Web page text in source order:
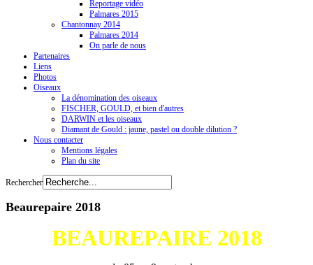
Reportage vidéo
Palmares 2015
Chantonnay 2014
Palmares 2014
On parle de nous
Partenaires
Liens
Photos
Oiseaux
La dénomination des oiseaux
FISCHER, GOULD, et bien d'autres
DARWIN et les oiseaux
Diamant de Gould : jaune, pastel ou double dilution ?
Nous contacter
Mentions légales
Plan du site
Rechercher
Beaurepaire 2018
BEAUREPAIRE 2018